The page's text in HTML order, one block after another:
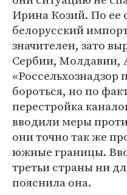
Ирина Козий. По ее
белорусский
значителен, зато
Сербии, Молдавии,
«Россельхознадзор
бороться, но по
перестройка
вводили меры
они точно так же
южные границы.
третьи страны ни
пояснила она.